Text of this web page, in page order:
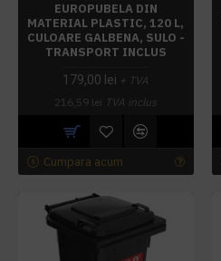
EUROPUBELA DIN
MATERIAL PLASTIC, 120 L,
CULOARE GALBENA, SULO -
TRANSPORT INCLUS
179,00 lei + TVA
216,59 lei TVA inclus
Cumpara acum